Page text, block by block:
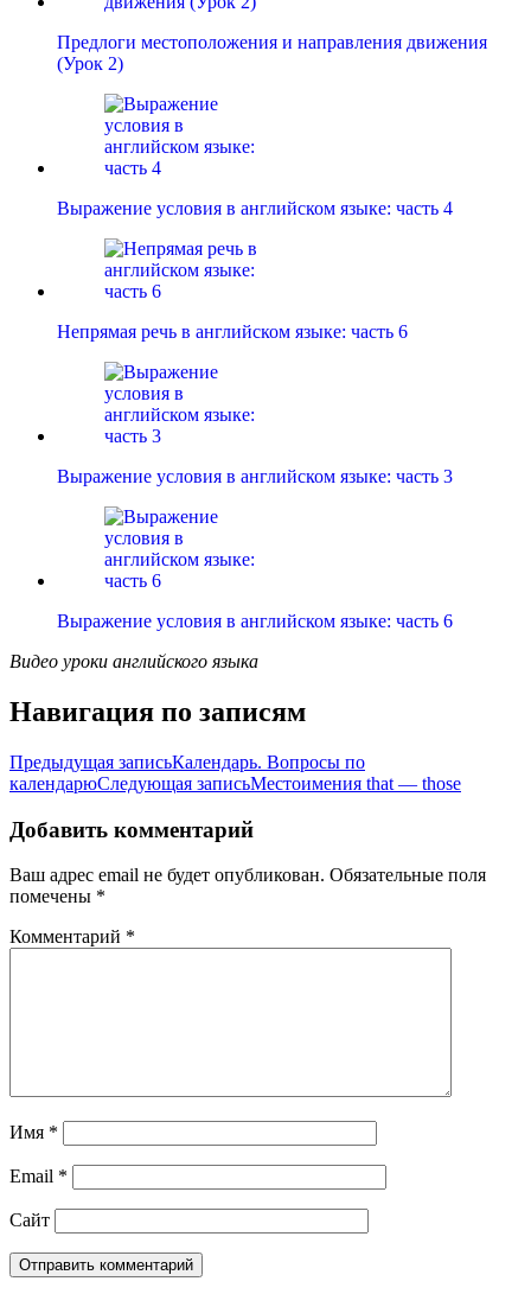
Предлоги местоположения и направления движения
(Урок 2)
Выражение условия в английском языке: часть 4
Непрямая речь в английском языке: часть 6
Выражение условия в английском языке: часть 3
Выражение условия в английском языке: часть 6
Видео уроки английского языка
Навигация по записям
Предыдущая записьКалендарь. Вопросы по
календарюСледующая записьМестоимения that — those
Добавить комментарий
Ваш адрес email не будет опубликован. Обязательные поля
помечены *
Комментарий *
Имя *
Email *
Сайт